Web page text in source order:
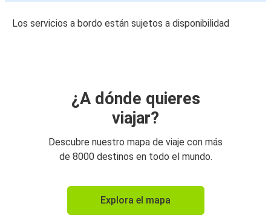
Los servicios a bordo están sujetos a disponibilidad
¿A dónde quieres
viajar?
Descubre nuestro mapa de viaje con más
de 8000 destinos en todo el mundo.
Explora el mapa